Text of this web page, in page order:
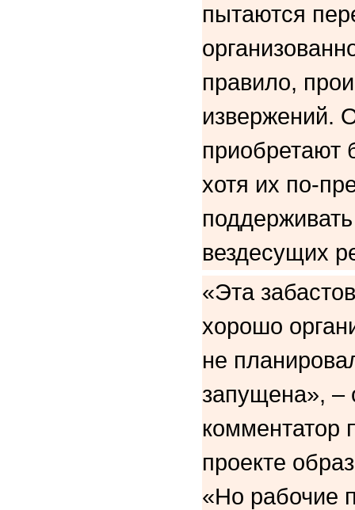
пытаются
правило,
извержений.
приобретают
хотя их по-
вездесущих
«Эта
хорошо
не
запущена», –
комментатор
проекте
«Но рабочие